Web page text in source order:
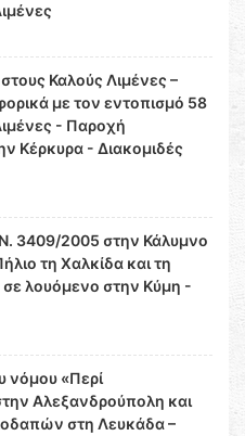
Καλούς Λιμένες –
με τον εντοπισμό 58
- Παροχή
Κέρκυρα - Διακομιδές
3409/2005 στην Κάλυμνο
τη Χαλκίδα και τη
λουόμενο στην Κύμη -
νόμου «Περί
Αλεξανδρούπολη και
στη Λευκάδα –